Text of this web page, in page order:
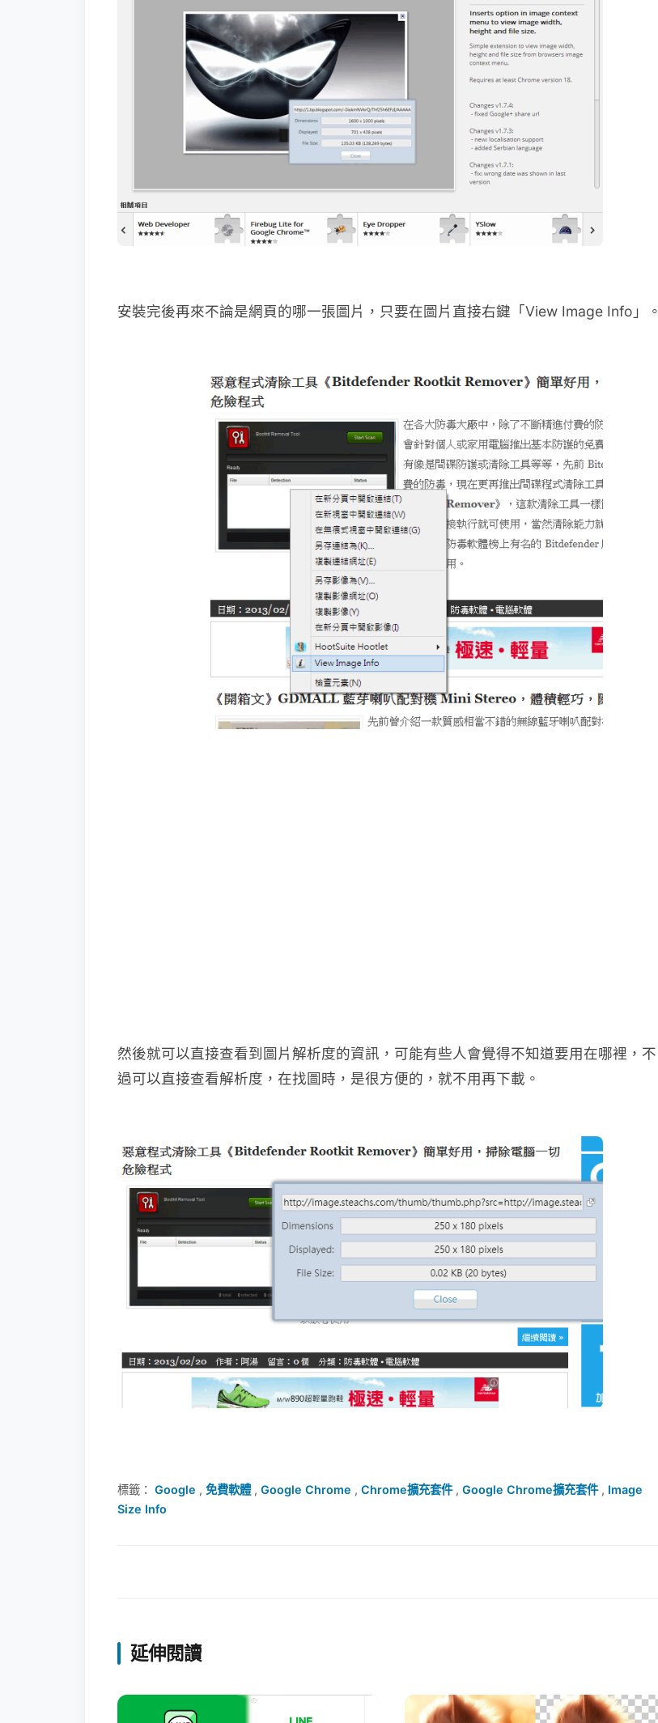
安裝完後再來不論是網頁的哪一張圖片，只要在圖片直接右鍵「View Image Info」。
然後就可以直接查看到圖片解析度的資訊，可能有些人會覺得不知道要用在哪裡，不
過可以直接查看解析度，在找圖時，是很方便的，就不用再下載。
標籤： Google , 免費軟體, Google Chrome , Chrome擴充套件, Google Chrome擴充套件, Image
Size Info
延伸閱讀